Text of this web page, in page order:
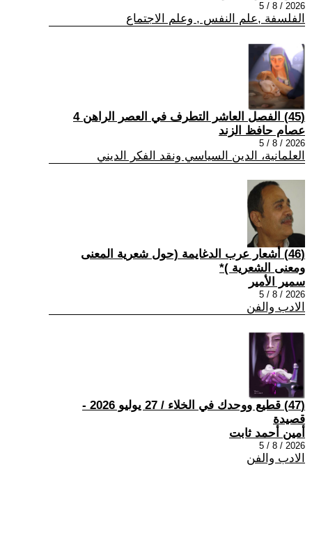
2026 / 8 / 5
الفلسفة ,علم النفس , وعلم الاجتماع
(45) الفصل العاشر التطرف في العصر الراهن 4
عصام حافظ الزند
2026 / 8 / 5
العلمانية، الدين السياسي ونقد الفكر الديني
(46) أشعار عرب الدغايمة (حول شعرية المعنى
ومعنى الشعرية )*
سمير الأمير
2026 / 8 / 5
الادب والفن
(47) قطيع ووحدك في الخلاء / 27 يوليو 2026 -
قصيدة
أمين أحمد ثابت
2026 / 8 / 5
الادب والفن